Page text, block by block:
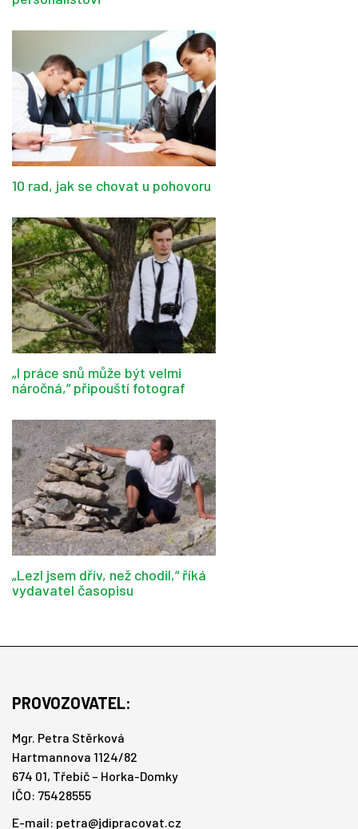
10 rad, jak se chovat u pohovoru
„I práce snů může být velmi
náročná,“ připouští fotograf
„Lezl jsem dřív, než chodil,“ říká
vydavatel časopisu
PROVOZOVATEL:
Mgr. Petra Stěrková
Hartmannova 1124/82
674 01, Třebíč – Horka-Domky
IČO: 75428555
E-mail: petra@jdipracovat.cz